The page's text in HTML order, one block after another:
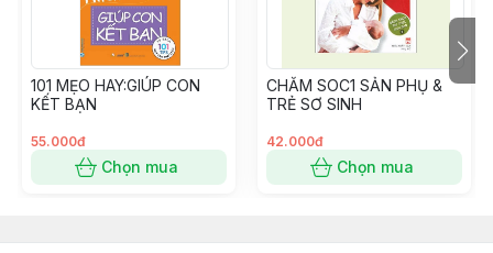
101 MẸO HAY:GIÚP CON
KẾT BẠN
55.000đ
Chọn mua
CHĂM SOC1 SẢN PHỤ &
TRẺ SƠ SINH
42.000đ
Chọn mua